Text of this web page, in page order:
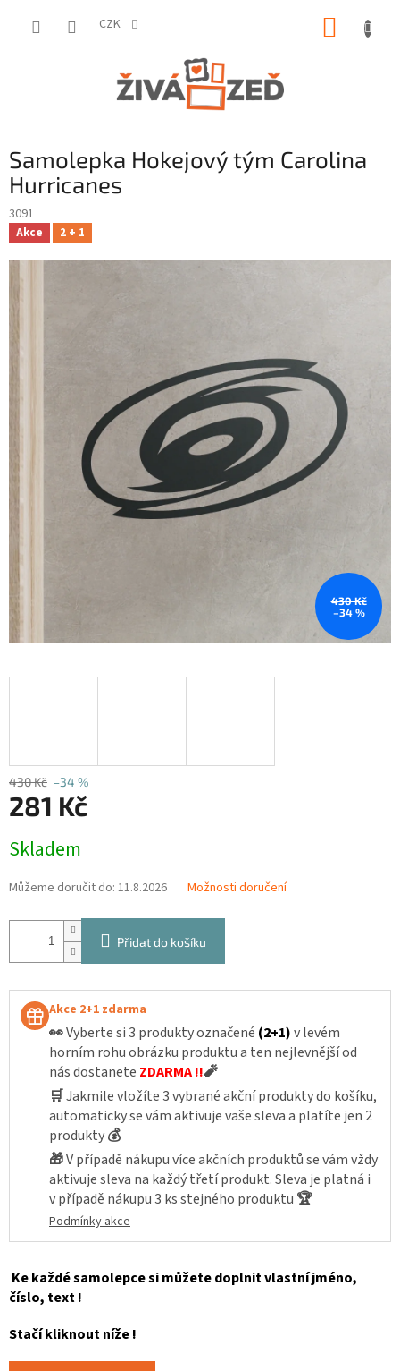
CZK
Samolepka Hokejový tým Carolina
Hurricanes
3091
Akce 2 + 1
430 Kč
–34 %
430 Kč –34 %
281 Kč
cena:
Skladem
Můžeme doručit do: 11.8.2026 Možnosti doručení
Přidat do košíku
Akce 2+1 zdarma
👀Vyberte si 3 produkty označené (2+1)v levém
horním rohu obrázku produktu a ten nejlevnější od
nás dostanete ZDARMA !!🧨
🛒Jakmile vložíte 3 vybrané akční produkty do košíku,
automaticky se vám aktivuje vaše sleva a platíte jen 2
produkty💰
🎁V případě nákupu více akčních produktů se vám vždy
aktivuje sleva na každý třetí produkt. Sleva je platná i
v případě nákupu 3 ks stejného produktu 🏆
Podmínky akce
Ke každé samolepce si můžete doplnit vlastní jméno,
číslo, text !
Stačí kliknout níže !